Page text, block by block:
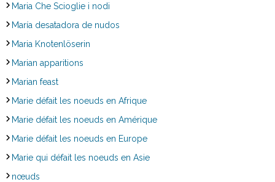
Maria Che Scioglie i nodi
María desatadora de nudos
Maria Knotenlöserin
Marian apparitions
Marian feast
Marie défait les noeuds en Afrique
Marie défait les noeuds en Amérique
Marie défait les noeuds en Europe
Marie qui défait les noeuds en Asie
nœuds